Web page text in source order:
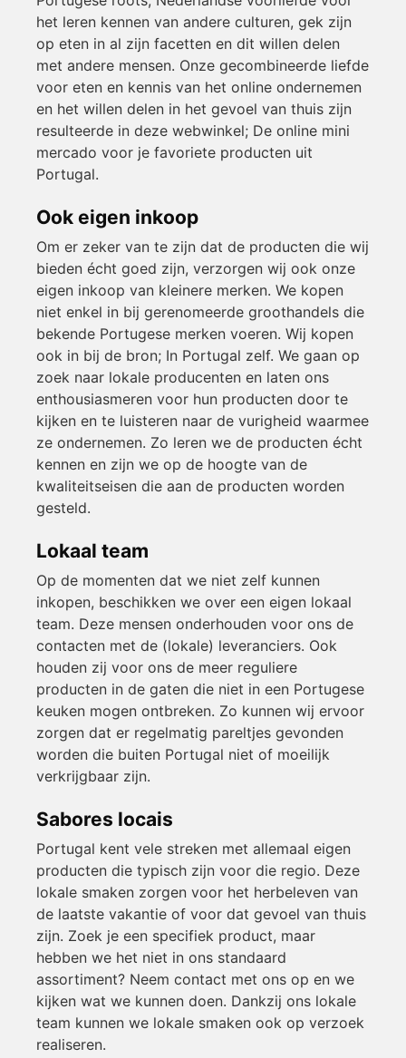
het leren kennen van andere culturen, gek zijn
op eten in al zijn facetten en dit willen delen
met andere mensen. Onze gecombineerde liefde
voor eten en kennis van het online ondernemen
en het willen delen in het gevoel van thuis zijn
resulteerde in deze webwinkel; De online mini
mercado voor je favoriete producten uit
Portugal.
Ook eigen inkoop
Om er zeker van te zijn dat de producten die wij
bieden écht goed zijn, verzorgen wij ook onze
eigen inkoop van kleinere merken. We kopen
niet enkel in bij gerenomeerde groothandels die
bekende Portugese merken voeren. Wij kopen
ook in bij de bron; In Portugal zelf. We gaan op
zoek naar lokale producenten en laten ons
enthousiasmeren voor hun producten door te
kijken en te luisteren naar de vurigheid waarmee
ze ondernemen. Zo leren we de producten écht
kennen en zijn we op de hoogte van de
kwaliteitseisen die aan de producten worden
gesteld.
Lokaal team
Op de momenten dat we niet zelf kunnen
inkopen, beschikken we over een eigen lokaal
team. Deze mensen onderhouden voor ons de
contacten met de (lokale) leveranciers. Ook
houden zij voor ons de meer reguliere
producten in de gaten die niet in een Portugese
keuken mogen ontbreken. Zo kunnen wij ervoor
zorgen dat er regelmatig pareltjes gevonden
worden die buiten Portugal niet of moeilijk
verkrijgbaar zijn.
Sabores locais
Portugal kent vele streken met allemaal eigen
producten die typisch zijn voor die regio. Deze
lokale smaken zorgen voor het herbeleven van
de laatste vakantie of voor dat gevoel van thuis
zijn. Zoek je een specifiek product, maar
hebben we het niet in ons standaard
assortiment? Neem contact met ons op en we
kijken wat we kunnen doen. Dankzij ons lokale
team kunnen we lokale smaken ook op verzoek
realiseren.